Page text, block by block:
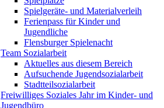
Spielgeräte- und Materialverleih
Ferienpass für Kinder und
Jugendliche
Flensburger Spielenacht
Team Sozialarbeit
Aktuelles aus diesem Bereich
Aufsuchende Jugendsozialarbeit
Stadtteilsozialarbeit
Freiwilliges Soziales Jahr im Kinder- und
Jugendbüro